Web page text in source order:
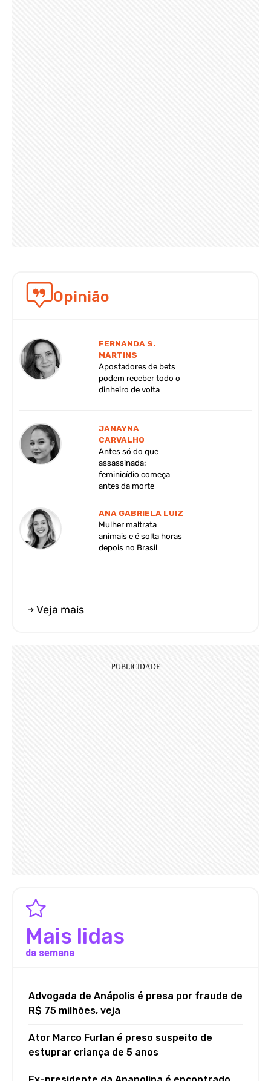
Opinião
FERNANDA S.
MARTINS
Apostadores de bets
podem receber todo o
dinheiro de volta
JANAYNA
CARVALHO
Antes só do que
assassinada:
feminicídio começa
antes da morte
ANA GABRIELA LUIZ
Mulher maltrata
animais e é solta horas
depois no Brasil
Veja mais
Mais lidas
da semana
Advogada de Anápolis é presa por fraude de
R$ 75 milhões, veja
Ator Marco Furlan é preso suspeito de
estuprar criança de 5 anos